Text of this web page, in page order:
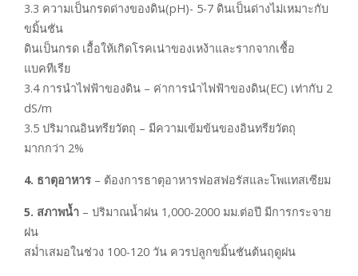
3.3 ความเป็นกรดด่างของดิน(pH)- 5-7 ดินเป็นด่างไม่เหมาะกับ
ขมิ้นชัน
ดินเป็นกรด เอื้อให้เกิดโรคเน่าของเหง้าและรากจากเชื้อ
แบคทีเรีย
3.4 การนำไฟฟ้าของดิน – ค่าการนำไฟฟ้าของดิน(EC) เท่ากับ 2
dS/m
3.5 ปริมาณอินทรียวัตถุ – มีความเข้มข้นของอินทรียวัตถุ
มากกว่า 2%
4. ธาตุอาหาร – ต้องการธาตุอาหารฟอสฟอรัสและโพแทสเซียม
5. สภาพน้ำ – ปริมาณน้ำฝน 1,000-2000 มม.ต่อปี มีการกระจาย
ฝน
สม่ำเสมอในช่วง 100-120 วัน ควรปลูกขมิ้นชันต้นฤดูฝน